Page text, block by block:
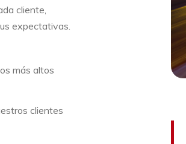
cliente,
expectativas.
más altos
clientes